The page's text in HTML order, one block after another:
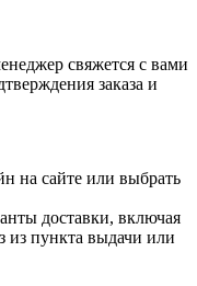
свяжется с вами
заказа и
на сайте или выбрать
доставки, включая
из пункта выдачи или